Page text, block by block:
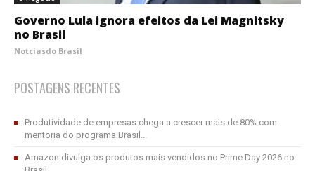
Governo Lula ignora efeitos da Lei Magnitsky
no Brasil
Notciasdo Brasil
POSTAGENS RECENTES
Produtividade de empresas chega a crescer mais de 80% com
mentoria do programa Brasil...
Amazon divulga os produtos mais vendidos no Prime Day 2026 no